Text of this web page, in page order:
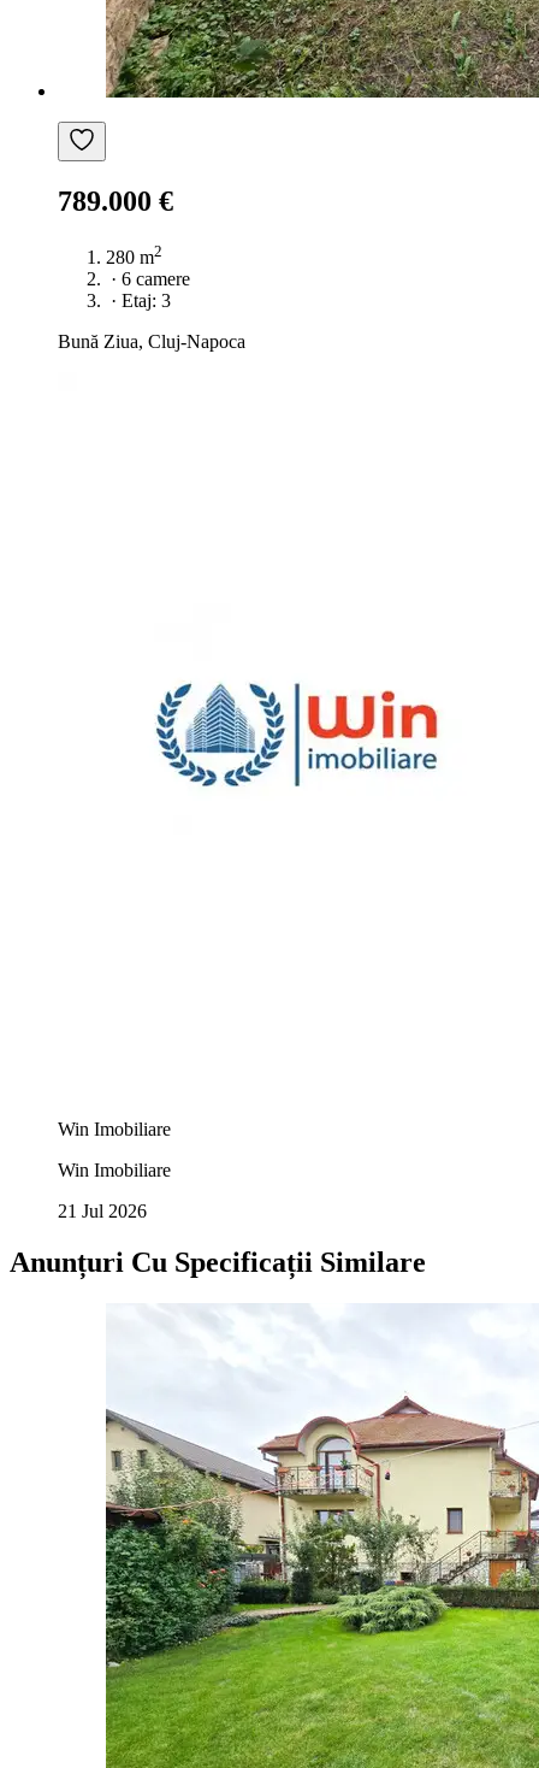
789.000 €
280 m2
· 6 camere
· Etaj: 3
Bună Ziua, Cluj-Napoca
Win Imobiliare
Win Imobiliare
21 Jul 2026
Anunțuri Cu Specificații Similare